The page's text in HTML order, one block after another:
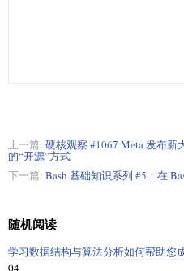
上一篇: 硬核观察 #1067 Meta 发布
的“开源”方式
下一篇: Bash 基础知识系列 #5：在
随机阅读
学习数据结构与算法分析如何帮助您
04